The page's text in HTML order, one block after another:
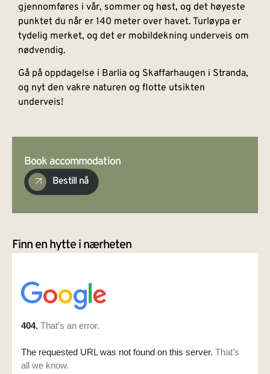
gjennomføres i vår, sommer og høst, og det høyeste
punktet du når er 140 meter over havet. Turløypa er
tydelig merket, og det er mobildekning underveis om
nødvendig.
Gå på oppdagelse i Barlia og Skaffarhaugen i Stranda,
og nyt den vakre naturen og flotte utsikten
underveis!
Book accommodation
Bestill nå
Finn en hytte i nærheten